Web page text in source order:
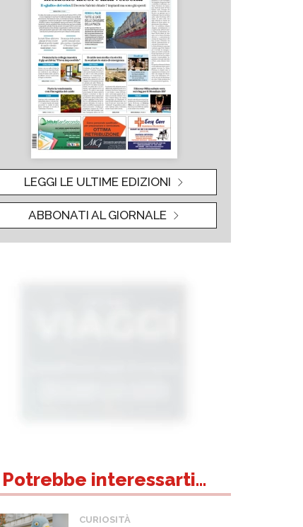
LEGGI LE ULTIME EDIZIONI
ABBONATI AL GIORNALE
Potrebbe interessarti...
CURIOSITÀ